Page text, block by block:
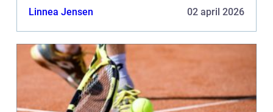
Linnea Jensen 02 april 2026